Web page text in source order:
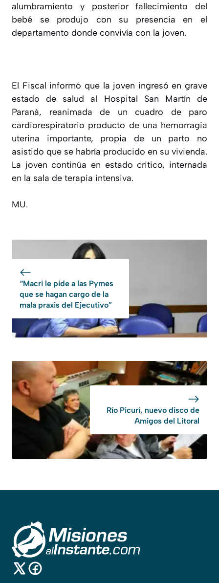
alumbramiento y posterior fallecimiento del
bebé se produjo con su presencia en el
departamento donde convivía con la joven.
El Fiscal informó que la joven ingresó en grave
estado de salud al Hospital San Martín de
Paraná, reanimada de un cuadro de paro
cardiorespiratorio producto de una hemorragia
uterina importante, propia de un parto no
asistido que se habría producido en su vivienda.
La joven continúa en estado critico, internada
en la sala de terapia intensiva.
MU.
“Macri le pide a las Pymes
que se hagan cargo de la
mala praxis del Ejecutivo”
Río Picurí, nuevo disco de
Amigos del Litoral